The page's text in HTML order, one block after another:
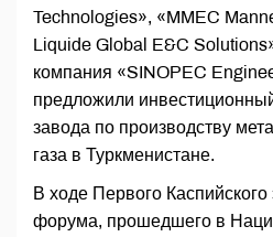
Technologies», «MMEC
Liquide Global E&C
компания «SINOPEC
предложили
завода по производству
газа в Туркменистане.
В ходе Первого Каспийского
форума, прошедшего в